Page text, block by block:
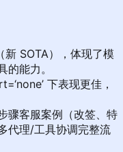
SOTA），体现了模
能力。
下表现更佳，
骤客服案例（改签、特
代理/工具协调完整流